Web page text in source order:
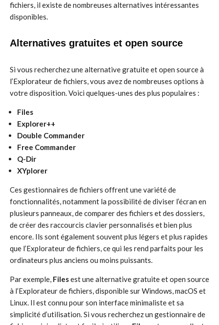
fichiers, il existe de nombreuses alternatives intéressantes
disponibles.
Alternatives gratuites et open source
Si vous recherchez une alternative gratuite et open source à
l’Explorateur de fichiers, vous avez de nombreuses options à
votre disposition. Voici quelques-unes des plus populaires :
Files
Explorer++
Double Commander
Free Commander
Q-Dir
XYplorer
Ces gestionnaires de fichiers offrent une variété de
fonctionnalités, notamment la possibilité de diviser l’écran en
plusieurs panneaux, de comparer des fichiers et des dossiers,
de créer des raccourcis clavier personnalisés et bien plus
encore. Ils sont également souvent plus légers et plus rapides
que l’Explorateur de fichiers, ce qui les rend parfaits pour les
ordinateurs plus anciens ou moins puissants.
Par exemple, Filesest une alternative gratuite et open source
à l’Explorateur de fichiers, disponible sur Windows, macOS et
Linux. Il est connu pour son interface minimaliste et sa
simplicité d’utilisation. Si vous recherchez un gestionnaire de